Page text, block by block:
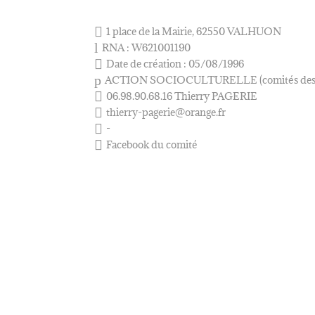
 1 place de la Mairie, 62550 VALHUON
l RNA : W621001190
 Date de création : 05/08/1996
p ACTION SOCIOCULTURELLE (comités
 06.98.90.68.16 Thierry PAGERIE
 thierry-pagerie@orange.fr
 -
 Facebook du comité